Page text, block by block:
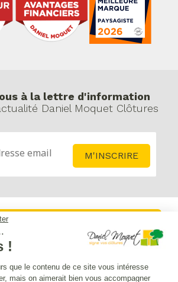
!
que le contenu de ce site vous intéresse
mais on aimerait bien vous accompagner
à la lettre d'information
Daniel Moquet Clôtures
Mentions légales